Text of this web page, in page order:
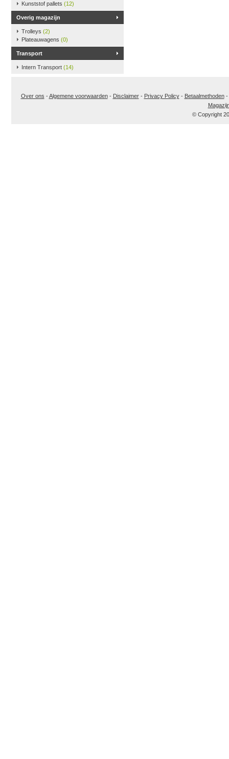
Kunststof pallets (12)
Overig magazijn
Trolleys (2)
Plateauwagens (0)
Transport
Intern Transport (14)
Over ons -Algemene voorwaarden- Disclaimer- Privacy Policy- Betaalmethoden-
© Copyright